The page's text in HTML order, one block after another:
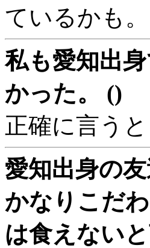
ているかも。
私も愛知出
かった。 ()
正確に言う
愛知出身の
かなりこだ
は食えない